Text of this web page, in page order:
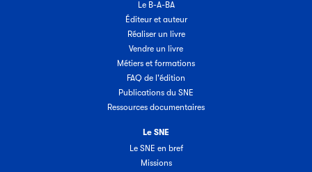
Le B-A-BA
Éditeur et auteur
Réaliser un livre
Vendre un livre
Métiers et formations
FAQ de l'édition
Publications du SNE
Ressources documentaires
Le SNE
Le SNE en bref
Missions